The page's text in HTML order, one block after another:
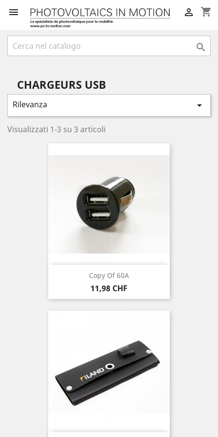
 shopping_cart


CHARGEURS USB
Rilevanza 
Visualizzati 1-3 su 3 articoli
Copy Of 60A
Prezzo
11,98 CHF